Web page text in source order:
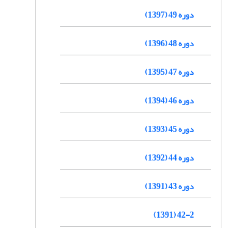
دوره 49 (1397)
دوره 48 (1396)
دوره 47 (1395)
دوره 46 (1394)
دوره 45 (1393)
دوره 44 (1392)
دوره 43 (1391)
42-2 (1391)